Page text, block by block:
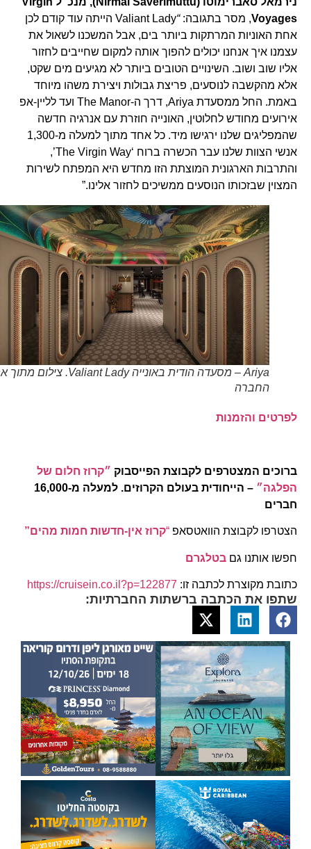
Voyages, מסר בתגובה:“
Valiant Lady הייתה עוד קודם לכן
אחת האוניות המרתקות ביותר בים, אבל המשכנו לשאול את
עצמנו איך אנחנו יכולים להפוך אותה למקום שחייבים לחזור
אליו שוב ושוב. השינויים הטובים ביותר לא מגיעים מים שקט,
אלא מהקשבה לנוסעים, פריצת גבולות ויצירת משהו מיוחד
באמת. החל ממסעדת Ariya, דרך ה-The Manor ועד לליין-אפ
אירועים מחודש לחלוטין, האונייה חוזרת עם אנרגיה חדשה
שהמפליגים שלנו ירגישו מיד. כל אחד מתוך למעלה מ-1,300
אנשי הצוות שלנו עבר הכשרה ברוח ‘The Virgin Way’,
והתרבות הארגונית המוצתת הזו מחדש היא המפתח לשירות
המצוין שבזכותו הנוסעים ממשיכים לחזור אלינו.”
Ariya – מסעדה הודית באונייה Valiant Lady. צילום מתוך אתר
החברה
לפרטים והזמנות
ברוכים המצטרפים לקבוצת הפייסבוק״קרוז חלום של
הפלגה״
– הייחודית בעולם הקרוזים. למעלה מ-16,000
חברים
הצטרפו לקבוצת הוואטסאפ“קרוז אין-חדשות חמות מהים”
חפשו אותנו גםבטלגרם
כתובת מקוצרת לכתבה זו: https://cruisein.co.il?p=122877
שתפו את הכתבה ברשתות החברתיות: